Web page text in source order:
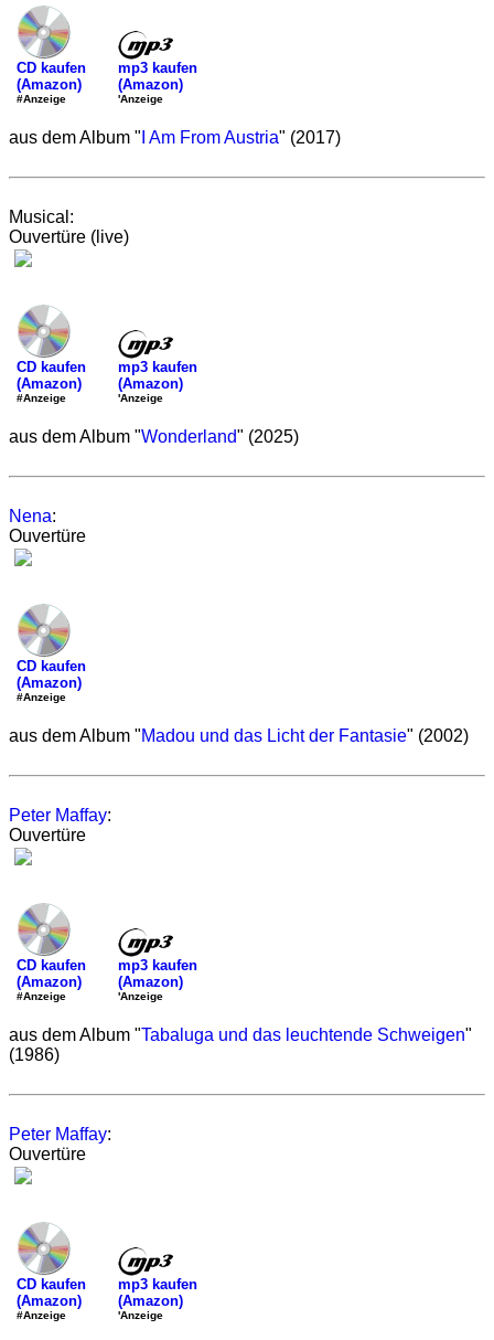
CD kaufen
(Amazon)
#Anzeige
mp3 kaufen
(Amazon)
'Anzeige
aus dem Album " I Am From Austria" (2017)
Musical:
Ouvertüre (live)
CD kaufen
(Amazon)
#Anzeige
mp3 kaufen
(Amazon)
'Anzeige
aus dem Album "Wonderland" (2025)
Nena:
Ouvertüre
CD kaufen
(Amazon)
#Anzeige
aus dem Album "Madou und das Licht der Fantasie" (2002)
Peter Maffay:
Ouvertüre
CD kaufen
(Amazon)
#Anzeige
mp3 kaufen
(Amazon)
'Anzeige
aus dem Album "Tabaluga und das leuchtende Schweigen"
(1986)
Peter Maffay:
Ouvertüre
CD kaufen
(Amazon)
#Anzeige
mp3 kaufen
(Amazon)
'Anzeige